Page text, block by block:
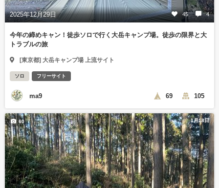
2025年12月29日 45 4
今年の締めキャン！徒歩ソロで行く大岳キャンプ場。徒歩の限界と大
トラブルの旅
[東京都] 大岳キャンプ場 上流サイト
ソロ フリーサイト
ma9 69 105
1月18日
60